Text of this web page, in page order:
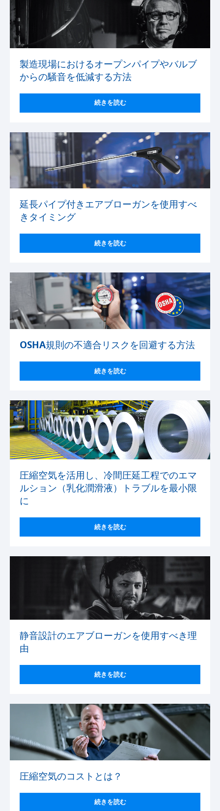
製造現場におけるオープンパイプやバルブ
からの騒音を低減する方法
続きを読む
延長パイプ付きエアブローガンを使用すべ
きタイミング
続きを読む
OSHA規則の不適合リスクを回避する方法
続きを読む
圧縮空気を活用し、冷間圧延工程でのエマ
ルション（乳化潤滑液）トラブルを最小限
に
続きを読む
静音設計のエアブローガンを使用すべき理
由
続きを読む
圧縮空気のコストとは？
続きを読む